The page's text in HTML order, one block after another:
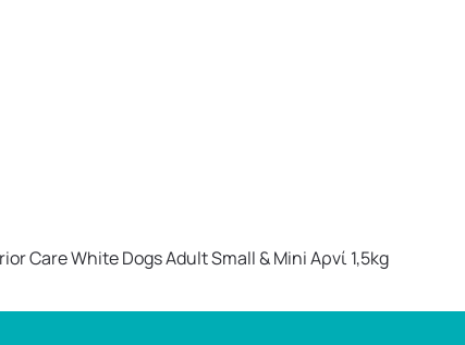
Care White Dogs Adult Small & Mini Αρνί 1,5kg